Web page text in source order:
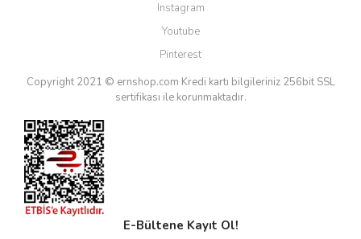
Instagram
Youtube
Pinterest
Copyright 2021 © ernshop.com Kredi kartı bilgileriniz 256bit SSL
sertifikası ile korunmaktadır.
E-Bültene Kayıt Ol!